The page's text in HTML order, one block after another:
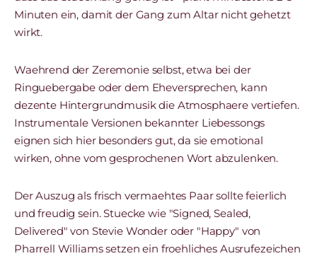
Minuten ein, damit der Gang zum Altar nicht gehetzt
wirkt.
Waehrend der Zeremonie selbst, etwa bei der
Ringuebergabe oder dem Eheversprechen, kann
dezente Hintergrundmusik die Atmosphaere vertiefen.
Instrumentale Versionen bekannter Liebessongs
eignen sich hier besonders gut, da sie emotional
wirken, ohne vom gesprochenen Wort abzulenken.
Der Auszug als frisch vermaehtes Paar sollte feierlich
und freudig sein. Stuecke wie "Signed, Sealed,
Delivered" von Stevie Wonder oder "Happy" von
Pharrell Williams setzen ein froehliches Ausrufezeichen